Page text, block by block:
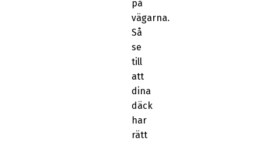
på
vägarna.
Så
se
till
att
dina
däck
har
rätt